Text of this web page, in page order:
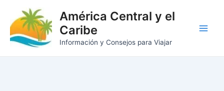
contenido
América Central y el
Caribe
Información y Consejos para Viajar